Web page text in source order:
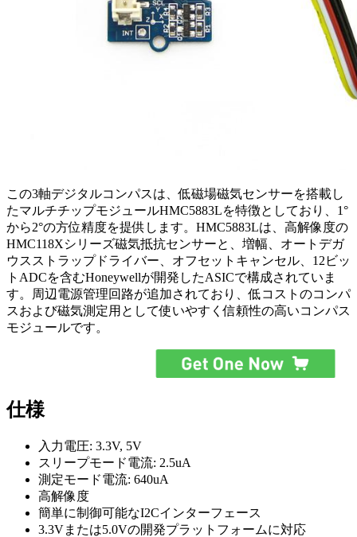
この3軸デジタルコンパスは、低磁場磁気センサーを搭載し
たマルチチップモジュールHMC5883Lを特徴としており、1°
から2°の方位精度を提供します。HMC5883Lは、高解像度の
HMC118Xシリーズ磁気抵抗センサーと、増幅、オートデガ
ウスストラップドライバー、オフセットキャンセル、12ビッ
トADCを含むHoneywellが開発したASICで構成されていま
す。周辺電源管理回路が追加されており、低コストのコンパ
スおよび磁気測定用として使いやすく信頼性の高いコンパス
モジュールです。
仕様
入力電圧: 3.3V, 5V
スリープモード電流: 2.5uA
測定モード電流: 640uA
高解像度
簡単に制御可能なI2Cインターフェース
3.3Vまたは5.0Vの開発プラットフォームに対応